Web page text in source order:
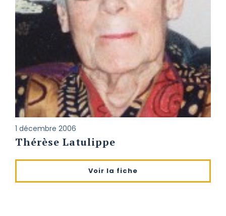
1 décembre 2006
Thérèse Latulippe
Voir la fiche